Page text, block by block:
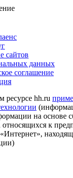
сайтов
данных
соглашение
hh.ru
на основе
относящихся к